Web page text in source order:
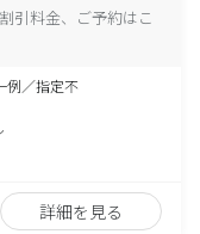
引料金、ご予約はこ
例／指定不
詳細を見る